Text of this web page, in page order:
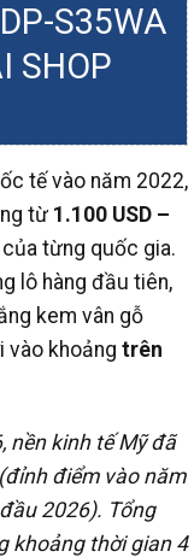
S35WA
SHOP
tế vào năm 2022,
từ 1.100 USD –
từng quốc gia.
lô hàng đầu tiên,
kem vân gỗ
vào khoảng trên
nền kinh tế Mỹ đã
điểm vào năm
2026). Tổng
khoảng thời gian 4